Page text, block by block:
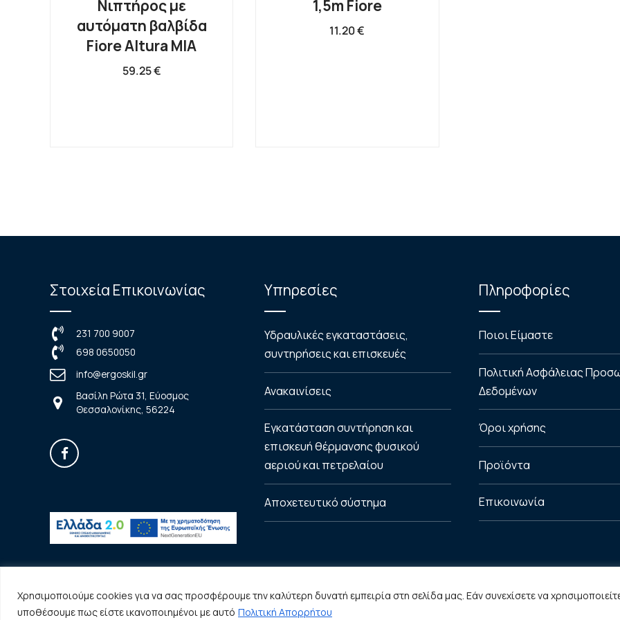
Χρησιμοποιούμε cookies για να σας προσφέρουμε την καλύτερη δυνατή εμπειρία στη σελίδα μας. Εάν συνεχίσετε να
υποθέσουμε πως είστε ικανοποιημένοι με αυτό Πολιτική Απορρήτου
Νιπτήρος με
αυτόματη βαλβίδα
Fiore Altura MIA
59.25€
1,5m Fiore
11.20€
Στοιχεία Επικοινωνίας
231 700 9007
698 0650050
info@ergoskil.gr
Βασίλη Ρώτα 31, Εύοσμος
Θεσσαλονίκης, 56224
Υπηρεσίες
Υδραυλικές εγκαταστάσεις,
συντηρήσεις και επισκευές
Ανακαινίσεις
Εγκατάσταση συντήρηση και
επισκευή θέρμανσης φυσικού
αεριού και πετρελαίου
Αποχετευτικό σύστημα
Πληροφορίες
Ποιοι Είμαστε
Πολιτική Ασφάλειας
Δεδομένων
Όροι χρήσης
Προϊόντα
Επικοινωνία